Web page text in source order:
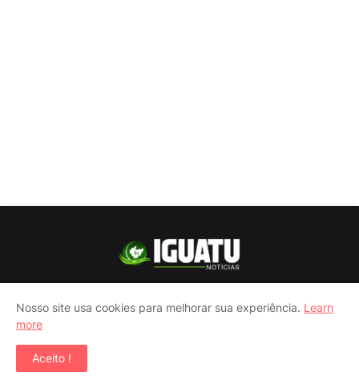
de divulgar informações sempre baseado na verdade dos
Nosso site usa cookies para melhorar sua experiência. Learn
more
Aceito !